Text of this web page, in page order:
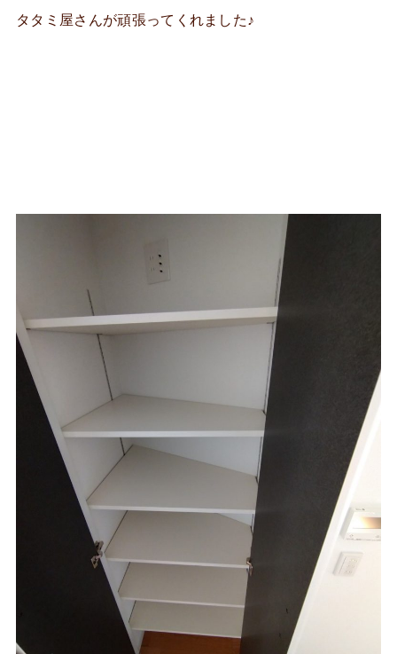
タタミ屋さんが頑張ってくれました♪